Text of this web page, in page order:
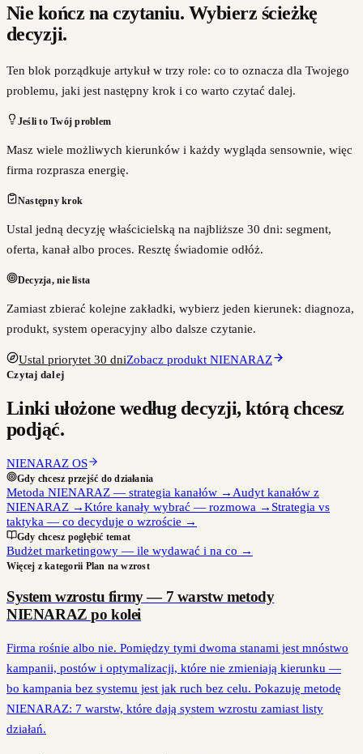
Nie kończ na czytaniu. Wybierz ścieżkę
decyzji.
Ten blok porządkuje artykuł w trzy role: co to oznacza dla Twojego
problemu, jaki jest następny krok i co warto czytać dalej.
Jeśli to Twój problem
Masz wiele możliwych kierunków i każdy wygląda sensownie, więc
firma rozprasza energię.
Następny krok
Ustal jedną decyzję właścicielską na najbliższe 30 dni: segment,
oferta, kanał albo proces. Resztę świadomie odłóż.
Decyzja, nie lista
Zamiast zbierać kolejne zakładki, wybierz jeden kierunek: diagnoza,
produkt, system operacyjny albo dalsze czytanie.
Ustal priorytet 30 dniZobacz produkt NIENARAZ
Czytaj dalej
Linki ułożone według decyzji, którą chcesz
podjąć.
NIENARAZ OS
Gdy chcesz przejść do działania
Metoda NIENARAZ — strategia kanałów → Audyt kanałów z
NIENARAZ →Które kanały wybrać — rozmowa → Strategia vs
taktyka — co decyduje o wzroście →
Gdy chcesz pogłębić temat
Budżet marketingowy — ile wydawać i na co →
Więcej z kategorii Plan na wzrost
System wzrostu firmy — 7 warstw metody
NIENARAZ po kolei
Firma rośnie albo nie. Pomiędzy tymi dwoma stanami jest mnóstwo
kampanii, postów i optymalizacji, które nie zmieniają kierunku —
bo kampania bez systemu jest jak ruch bez celu. Pokazuję metodę
NIENARAZ: 7 warstw, które dają system wzrostu zamiast listy
działań.